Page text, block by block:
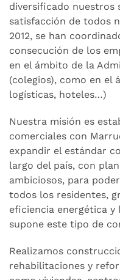
diversificado nuestros
satisfacción de todos
2012, se han
consecución de los
en el ámbito de la
(colegios), como en el
logísticas, hoteles…)
Nuestra misión es
comerciales con
expandir el estándar
largo del país, con
ambiciosos, para
todos los residentes,
eficiencia energética y
supone este tipo de
Realizamos
rehabilitaciones y